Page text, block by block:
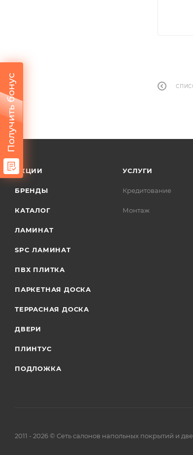
АКЦИИ
БРЕНДЫ
КАТАЛОГ
ЛАМИНАТ
SPC ЛАМИНАТ
ПВХ ПЛИТКА
ПАРКЕТНАЯ ДОСКА
ТЕРРАСНАЯ ДОСКА
ДВЕРИ
ПЛИНТУС
ПОДЛОЖКА
УСЛУГИ
Кредитование
Монтаж
2011 - 2026 © Сеть салонов напольных покрытий и
Получить бонус